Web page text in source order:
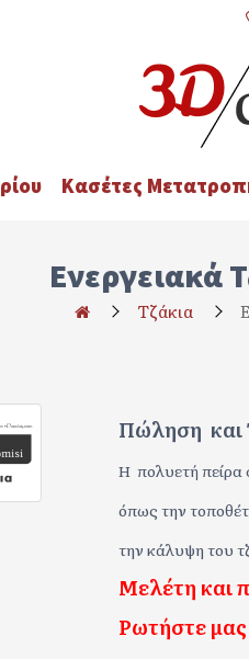
Κασέτες
Ενεργειακά
Τζάκια
Πώληση και
Η πολυετή πείρα
όπως την
την κάλυψη του
Μελέτη και
Ρωτήστε μας